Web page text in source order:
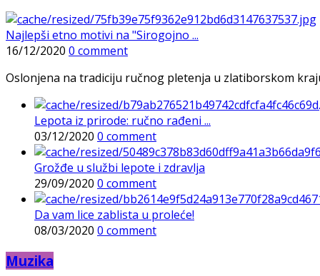
Najlepši etno motivi na "Sirogojno ...
16/12/2020 0 comment
Oslonjena na tradiciju ručnog pletenja u zlatiborskom
Lepota iz prirode: ručno rađeni ...
03/12/2020 0 comment
Grožđe u službi lepote i zdravlja
29/09/2020 0 comment
Da vam lice zablista u proleće!
08/03/2020 0 comment
Muzika